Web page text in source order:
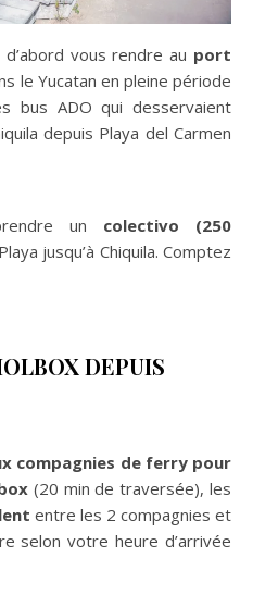
vous rendre au port
le Yucatan en pleine période
bus ADO qui desservaient
depuis Playa del Carmen
un colectivo
(250
jusqu’à Chiquila. Comptez
DEPUIS
compagnies de ferry pour
(20 min de traversée), les
entre les 2 compagnies et
selon votre heure d’arrivée